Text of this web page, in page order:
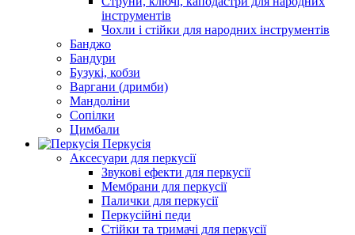
інструментів
Чохли і стійки для народних інструментів
Банджо
Бандури
Бузукі, кобзи
Варгани (дримби)
Мандоліни
Сопілки
Цимбали
Перкусія
Аксесуари для перкусії
Звукові ефекти для перкусії
Мембрани для перкусії
Палички для перкусії
Перкусійні педи
Стійки та тримачі для перкусії